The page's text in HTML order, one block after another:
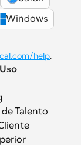
Windows
cal.com/help.
Talento